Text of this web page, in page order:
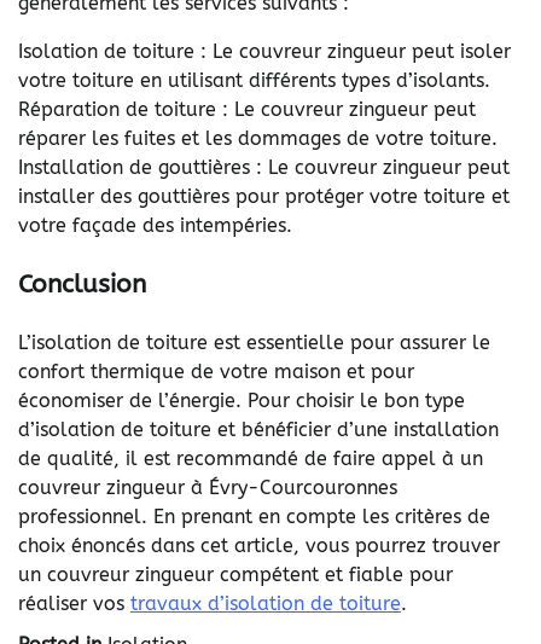
Isolation de toiture : Le couvreur zingueur peut isoler
votre toiture en utilisant différents types d’isolants.
Réparation de toiture : Le couvreur zingueur peut
réparer les fuites et les dommages de votre toiture.
Installation de gouttières : Le couvreur zingueur peut
installer des gouttières pour protéger votre toiture et
votre façade des intempéries.
Conclusion
L’isolation de toiture est essentielle pour assurer le
confort thermique de votre maison et pour
économiser de l’énergie. Pour choisir le bon type
d’isolation de toiture et bénéficier d’une installation
de qualité, il est recommandé de faire appel à un
couvreur zingueur à Évry-Courcouronnes
professionnel. En prenant en compte les critères de
choix énoncés dans cet article, vous pourrez trouver
un couvreur zingueur compétent et fiable pour
réaliser vos travaux d’isolation de toiture.